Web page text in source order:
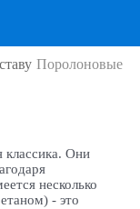
Поролоновые
Они
несколько
- это